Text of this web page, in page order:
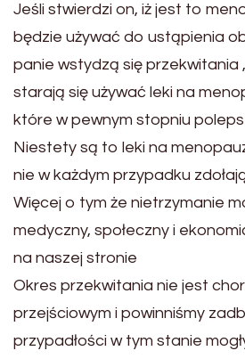
Jeśli stwierdzi on, iż jest to
będzie używać do ustąpienia
panie wstydzą się
starają się używać leki na
które w pewnym stopniu
Niestety są to leki na
nie w każdym przypadku
Więcej o tym że nietrzymanie
medyczny, społeczny i
na naszej stronie
Okres przekwitania nie jest
przejściowym i powinniśmy
przypadłości w tym stanie